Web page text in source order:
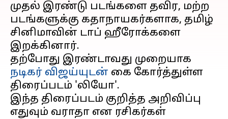
முதல் இரண்டு படங்களை தவிர, மற்ற
படங்களுக்கு கதாநாயகர்களாக, தமிழ்
சினிமாவின் டாப் ஹீரோக்களை
இறக்கினார்.
தற்போது இரண்டாவது முறையாக
நடிகர் விஜய்யுடன் கை கோர்த்துள்ள
திரைப்படம் 'லியோ'.
இந்த திரைப்படம் குறித்த அறிவிப்பு
எதுவும் வராதா என ரசிகர்கள்